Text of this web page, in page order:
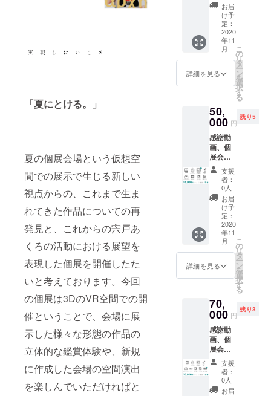
「夏にとける。」
夏の個展会場という仮想空
間での展示で生じる新しい
視点からの、これまで生ま
れてきた作品についての再
発見と、これからの宍戸あ
くろの活動における展望を
表現した個展を開催したた
いと考えております。今回
の個展は3DのVR空間での開
催ということで、会場に展
示した様々な形態の作品の
立体的な鑑賞体験や、新規
に作成した会場の空間演出
を楽しんでいただければと
記入を
お願い
します
書き
メッ
セージ
カー
ド、今
までの
動画の
副音
声、手
書き名
個別
メッ
セージ
カー
ド、個
展招待
状、サ
イン付
き自撮
り(縦長)
◎自撮
りア
ソート
ランダ
ム4枚
備考欄
に掲載
お願い
します
お届
け予
定：
2020
年11
月
詳細を見る
こ
の
リ
タ
ー
ン
を
選
択
す
る
50,
000 円
残り5
感謝動
画、個
展会場
にお名
前掲載
(大)、手
書き
メッ
セージ
カー
ド、今
までの
動画の
副音
声、手
書き名
個別
メッ
セージ
カー
ド、個
展招待
状、サ
イン付
き自撮
り(縦
支援
者：
0人
お届
け予
定：
2020
年11
月
詳細を見る
こ
の
リ
タ
ー
ン
を
選
択
す
る
70,
000 円
残り3
感謝動
画、個
展会場
にお名
前掲載
(大)、手
書き
支援
者：
0人
お届